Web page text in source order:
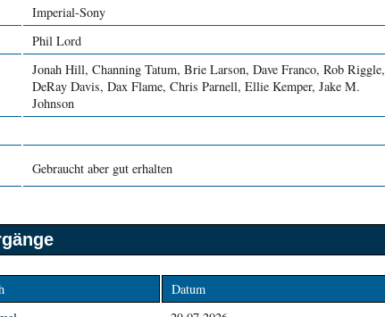
Imperial-Sony
Phil Lord
Jonah Hill, Channing Tatum, Brie Larson, Dave Franco, Rob Riggle,
DeRay Davis, Dax Flame, Chris Parnell, Ellie Kemper, Jake M.
Johnson
Gebraucht aber gut erhalten
Datum